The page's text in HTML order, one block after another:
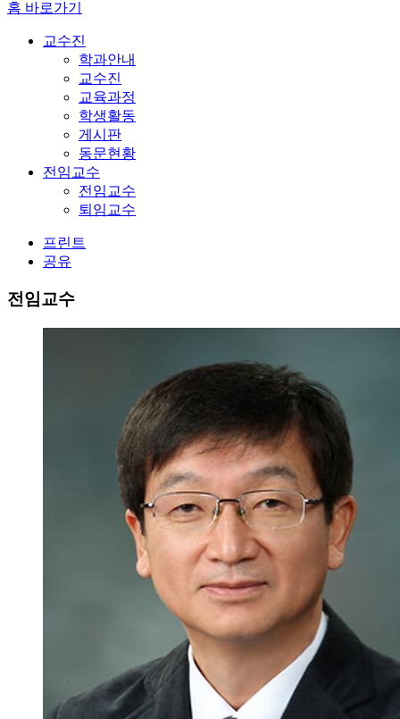
홈 바로가기
교수진
학과안내
교수진
교육과정
학생활동
게시판
동문현황
전임교수
전임교수
퇴임교수
프린트
공유
전임교수